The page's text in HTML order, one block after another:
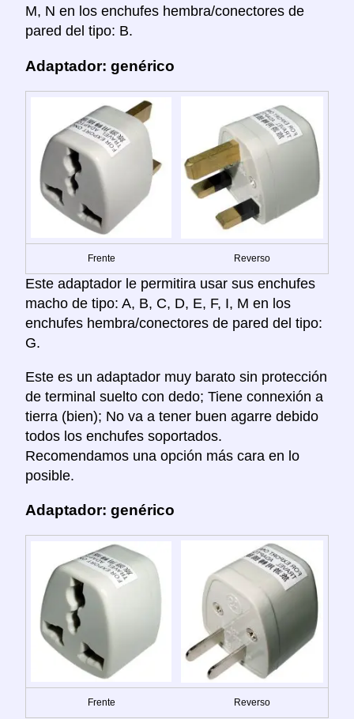
M, N en los enchufes hembra/conectores de
pared del tipo: B.
Adaptador: genérico
Frente Reverso
Este adaptador le permitira usar sus enchufes
macho de tipo: A, B, C, D, E, F, I, M en los
enchufes hembra/conectores de pared del tipo:
G.
Este es un adaptador muy barato sin protección
de terminal suelto con dedo; Tiene connexión a
tierra (bien); No va a tener buen agarre debido
todos los enchufes soportados.
Recomendamos una opción más cara en lo
posible.
Adaptador: genérico
Frente Reverso